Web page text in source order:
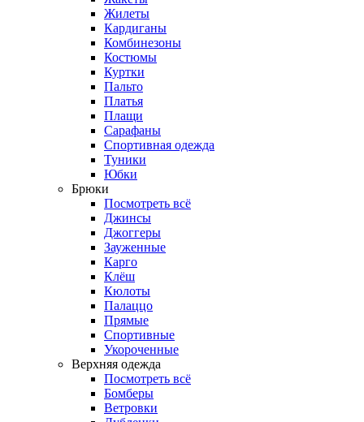
Жилеты
Кардиганы
Комбинезоны
Костюмы
Куртки
Пальто
Платья
Плащи
Сарафаны
Спортивная одежда
Туники
Юбки
Брюки
Посмотреть всё
Джинсы
Джоггеры
Зауженные
Карго
Клёш
Кюлоты
Палаццо
Прямые
Спортивные
Укороченные
Верхняя одежда
Посмотреть всё
Бомберы
Ветровки